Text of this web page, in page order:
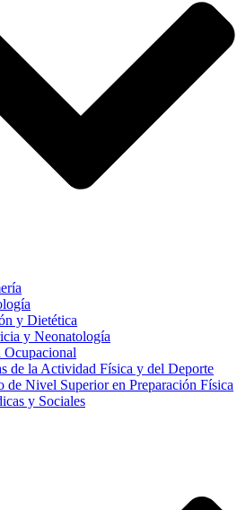
y Dietética
y Neonatología
Ocupacional
de la Actividad Física y del Deporte
de Nivel Superior en Preparación Física
y Sociales